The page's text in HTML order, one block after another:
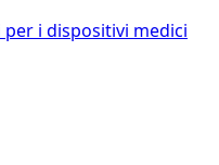
i dispositivi medici